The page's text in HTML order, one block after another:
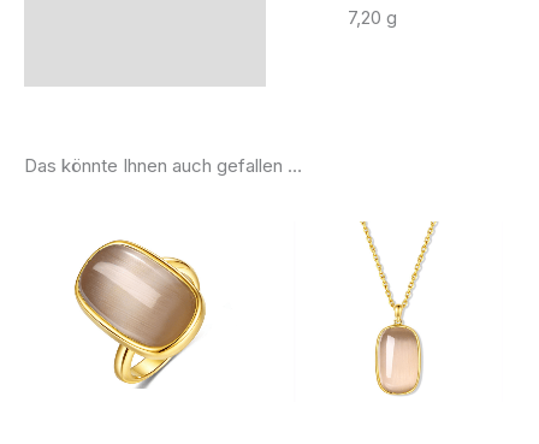
7,20 g
Das könnte Ihnen auch gefallen …